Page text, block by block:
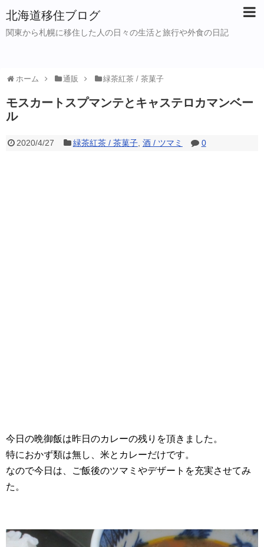
北海道移住ブログ
関東から札幌に移住した人の日々の生活と旅行や外食の日記
ホーム 通販 緑茶紅茶 / 茶菓子
モスカートスプマンテとキャステロカマンベー
ル
2020/4/27 緑茶紅茶 / 茶菓子, 酒 / ツマミ 0
今日の晩御飯は昨日のカレーの残りを頂きました。
特におかず類は無し、米とカレーだけです。
なので今日は、ご飯後のツマミやデザートを充実させてみ
た。